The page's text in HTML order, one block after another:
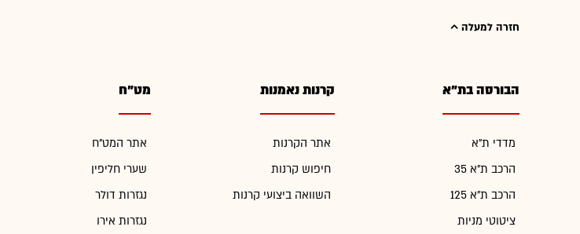
חזרה למעלה
הבורסה בת"א
מדדי ת"א
הרכב ת"א 35
הרכב ת"א 125
ציטוטי מניות
קרנות נאמנות
אתר הקרנות
חיפוש קרנות
השוואה ביצועי קרנות
מט"ח
אתר המט"ח
שערי חליפין
נגזרות דולר
נגזרות אירו